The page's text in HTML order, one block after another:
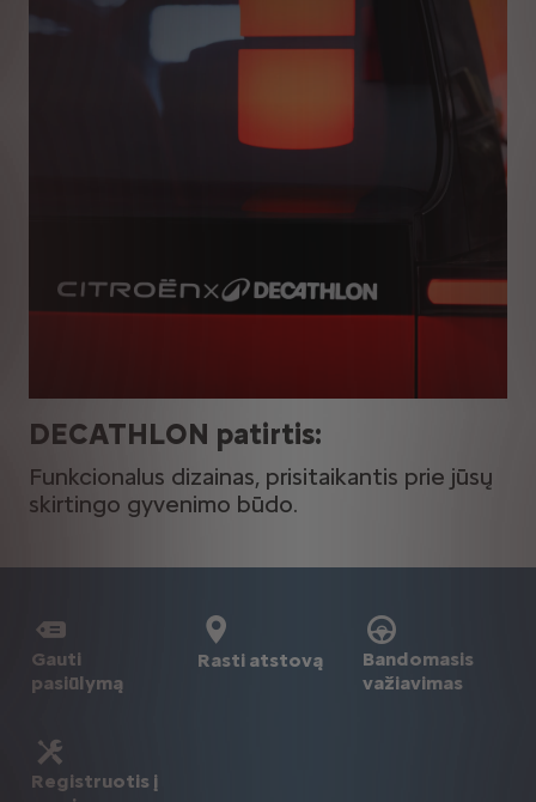
DECATHLON patirtis:
Funkcionalus dizainas, prisitaikantis prie jūsų
skirtingo gyvenimo būdo.
Gauti
pasiūlymą
Rasti atstovą
Bandomasis
važiavimas
Registruotis į